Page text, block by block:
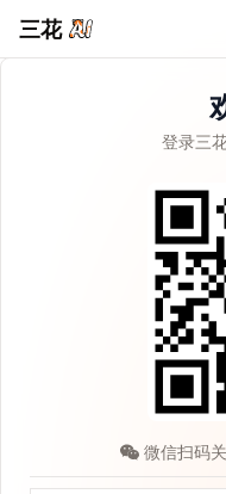
三花
登录三
微信扫码